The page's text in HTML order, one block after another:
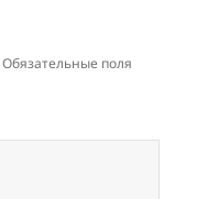
Обязательные поля